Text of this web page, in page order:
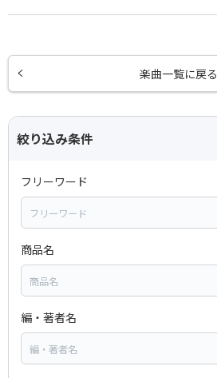
楽曲一覧に戻る
絞り込み条件
フリーワード
商品名
編・著者名